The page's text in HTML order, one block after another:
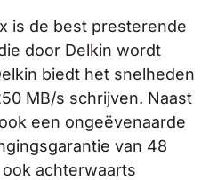
is de best presterende
door Delkin wordt
biedt het snelheden
MB/s schrijven. Naast
een ongeëvenaarde
van 48
achterwaarts